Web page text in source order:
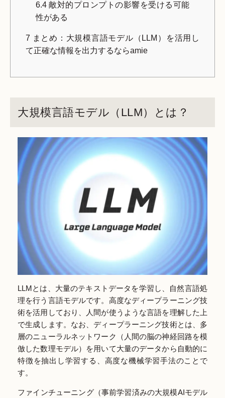
6.4 敵対的プロンプトの影響を受ける可能
性がある
7 まとめ：大規模言語モデル（LLM）を活用し
て正確な情報を出力するならamie
大規模言語モデル（LLM）とは？
LLMとは、大量のテキストデータを学習し、自然言語処
理を行う言語モデルです。高度なディープラーニング技
術を活用しており、人間が使うような言語を理解した上
で生成します。なお、ディープラーニング技術とは、多
層のニューラルネットワーク（人間の脳の神経回路を模
倣した数理モデル）を用いて大量のデータから自動的に
特徴を抽出し学習する、高度な機械学習手法のことで
す。
ファインチューニング（事前学習済みの大規模AIモデル